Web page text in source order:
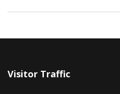
Visitor Traffic